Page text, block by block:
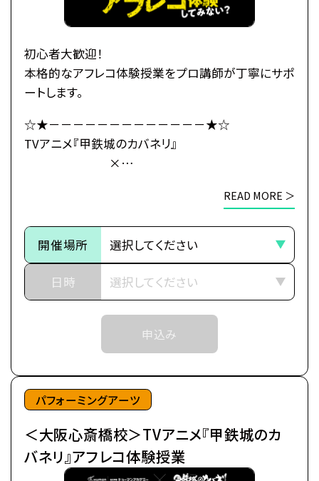
玄路、虎落、海門の民と「連合軍」を結成し、
カバネ撃退の策を立てるのだが、
「海門」の地にはある“秘密”が
隠されていたのだった――。
そのため、ご予約状況により、
抽選等の対応をさせていただく場合がございます。
※当日ご参加いただける方には校舎の職員より
予約確定のご連絡をいたします。
それまでは予約完了しておりませんので
予めご了承ください。
※中学生以上の方が対象となります。
©カバネリ製作委員会
初心者大歓迎！
本格的なアフレコ体験授業をプロ講師が丁寧にサポ
ートします。
☆★－－－－－－－－－－－－－★☆
TVアニメ『甲鉄城のカバネリ』
×
☆★－－－－－－－－－－－－－★☆
～イントロダクション～
その旅路の先に、新たな運命（さだめ）
世界中に産業革命の波が押し寄せ、
近世から近代に移り変わろうとした頃、
突如として不死の怪物が現れた。
後にカバネと呼ばれる事になるそれらは、
鋼鉄の皮膜に覆われた心臓を持ち、
噛んだ者までもカバネにしてしまう。
カバネは爆発的に増殖し、
全世界を覆い尽くしていった。
極東の島国である日ノ本（ひのもと）で、
分厚い装甲に覆われた蒸気機関車、
READ MORE ＞
開催場所
日時
申込み
パフォーミングアーツ
＜大阪心斎橋校＞TVアニメ『甲鉄城のカ
バネリ』アフレコ体験授業